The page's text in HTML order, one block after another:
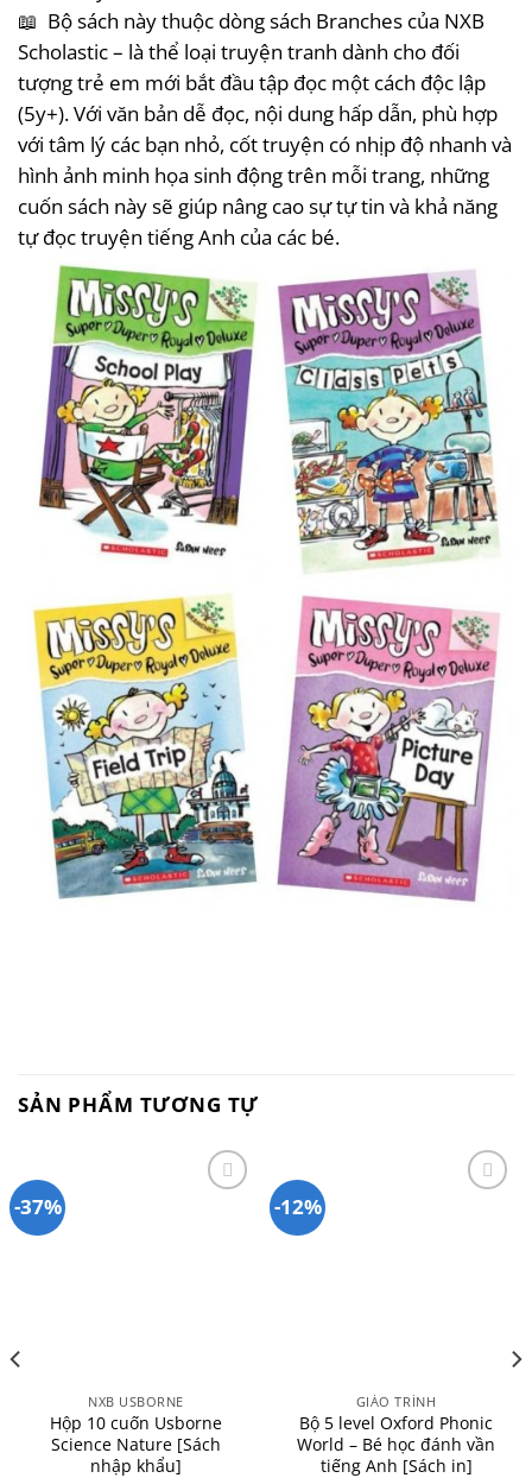
📖 Bộ sách này thuộc dòng sách Branches của NXB
Scholastic – là thể loại truyện tranh dành cho đối
tượng trẻ em mới bắt đầu tập đọc một cách độc lập
(5y+). Với văn bản dễ đọc, nội dung hấp dẫn, phù hợp
với tâm lý các bạn nhỏ, cốt truyện có nhịp độ nhanh và
hình ảnh minh họa sinh động trên mỗi trang, những
cuốn sách này sẽ giúp nâng cao sự tự tin và khả năng
tự đọc truyện tiếng Anh của các bé.
SẢN PHẨM TƯƠNG TỰ
-37%
NXB USBORNE
Hộp 10 cuốn Usborne
Science Nature [Sách
nhập khẩu]
-12%
GIÁO TRÌNH
Bộ 5 level Oxford Phonic
World – Bé học đánh vần
tiếng Anh [Sách in]